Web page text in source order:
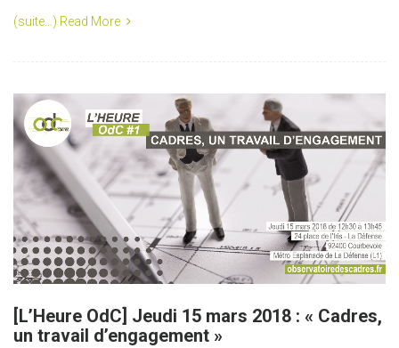
(suite…) Read More
[L’Heure OdC] Jeudi 15 mars 2018 : « Cadres,
un travail d’engagement »